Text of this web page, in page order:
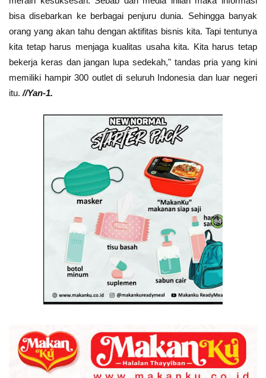
bisa disebarkan ke berbagai penjuru dunia. Sehingga banyak
orang yang akan tahu dengan aktifitas bisnis kita. Tapi tentunya
kita tetap harus menjaga kualitas usaha kita. Kita harus tetap
bekerja keras dan jangan lupa sedekah," tandas pria yang kini
memiliki hampir 300 outlet di seluruh Indonesia dan luar negeri
itu. //Yan-1.